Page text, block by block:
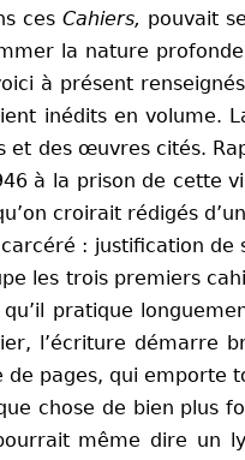
ces Cahiers, pouvait
la nature
à présent
inédits en volume.
et des œuvres cités.
à la prison de cette
croirait rédigés
: justification
les trois premiers
pratique
l’écriture démarre
de pages, qui emporte
chose de bien plus
même dire un